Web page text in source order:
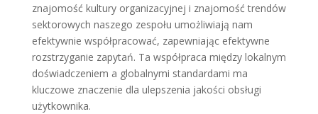
znajomość kultury organizacyjnej i znajomość trendów
sektorowych naszego zespołu umożliwiają nam
efektywnie współpracować, zapewniając efektywne
rozstrzyganie zapytań. Ta współpraca między lokalnym
doświadczeniem a globalnymi standardami ma
kluczowe znaczenie dla ulepszenia jakości obsługi
użytkownika.